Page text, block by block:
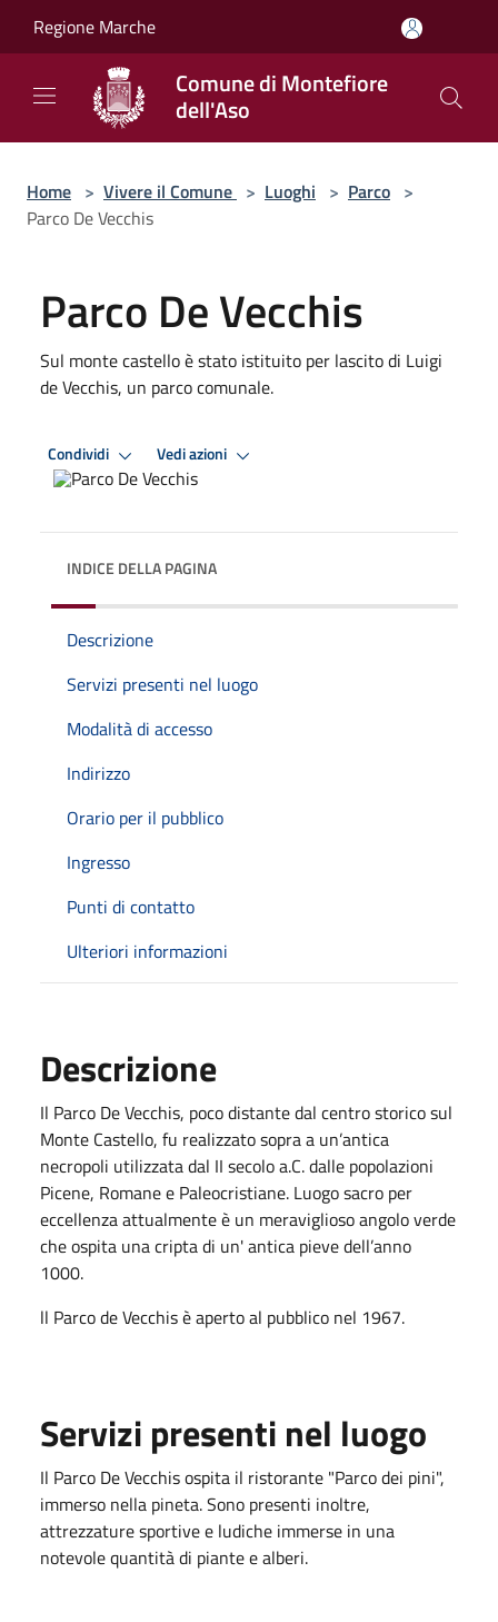
Regione Marche
Comune di Montefiore
dell'Aso
Home > Vivere il Comune > Luoghi > Parco >
Parco De Vecchis
Parco De Vecchis
Sul monte castello è stato istituito per lascito di Luigi
de Vecchis, un parco comunale.
Condividi Vedi azioni
INDICE DELLA PAGINA
Descrizione
Servizi presenti nel luogo
Modalità di accesso
Indirizzo
Orario per il pubblico
Ingresso
Punti di contatto
Ulteriori informazioni
Descrizione
Il Parco De Vecchis, poco distante dal centro storico sul
Monte Castello, fu realizzato sopra a un’antica
necropoli utilizzata dal II secolo a.C. dalle popolazioni
Picene, Romane e Paleocristiane. Luogo sacro per
eccellenza attualmente è un meraviglioso angolo verde
che ospita una cripta di un' antica pieve dell’anno
1000.
ll Parco de Vecchis è aperto al pubblico nel 1967.
Servizi presenti nel luogo
Il Parco De Vecchis ospita il ristorante "Parco dei pini",
immerso nella pineta. Sono presenti inoltre,
attrezzature sportive e ludiche immerse in una
notevole quantità di piante e alberi.